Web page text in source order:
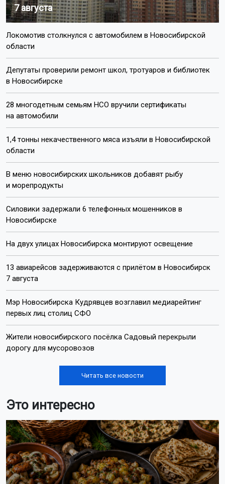
7 августа
Локомотив столкнулся с автомобилем в Новосибирской
области
Депутаты проверили ремонт школ, тротуаров и библиотек
в Новосибирске
28 многодетным семьям НСО вручили сертификаты
на автомобили
1,4 тонны некачественного мяса изъяли в Новосибирской
области
В меню новосибирских школьников добавят рыбу
и морепродукты
Силовики задержали 6 телефонных мошенников в
Новосибирске
На двух улицах Новосибирска монтируют освещение
13 авиарейсов задерживаются с прилётом в Новосибирск
7 августа
Мэр Новосибирска Кудрявцев возглавил медиарейтинг
первых лиц столиц СФО
Жители новосибирского посёлка Садовый перекрыли
дорогу для мусоровозов
Читать все новости
Это интересно